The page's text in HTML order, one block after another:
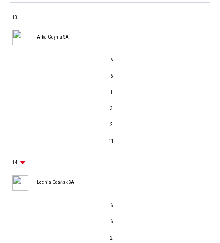
13.
Arka Gdynia SA
6
6
1
3
2
11
14.
Lechia Gdańsk SA
6
6
2